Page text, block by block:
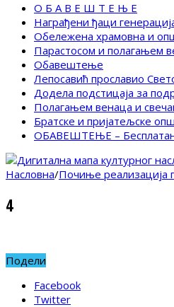
О Б А В Е Ш Т Е Њ Е
Награђени ђаци
Обележена храмовна и
Парастосом и полагањем
Обавештење
Лепосавић прославио
Додела подстицаја за
Полагањем венаца и
Братске и пријатељске
ОБАВЕШТЕЊЕ –
Насловна/Почиње реализација
4
Подели
Facebook
Twitter